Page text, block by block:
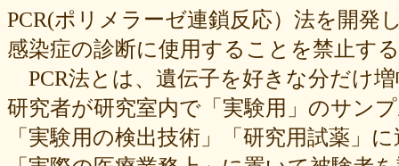
PCR(ポリメラーゼ連鎖反応）法を開
感染症の診断に使用することを禁止す
PCR法とは、遺伝子を好きな分だけ
研究者が研究室内で「実験用」のサン
「実験用の検出技術」「研究用試薬」